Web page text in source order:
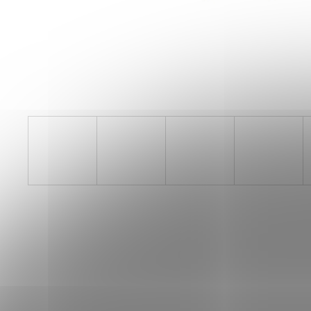
BOTY CRAFT ENDURANCE 3 - BÍLÁ